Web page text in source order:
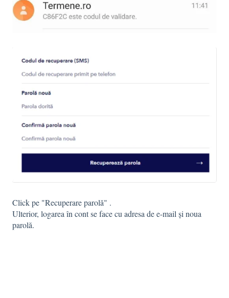
Click pe "Recuperare parolă" .
Ulterior, logarea în cont se face cu adresa de e-mail și noua
parolă.